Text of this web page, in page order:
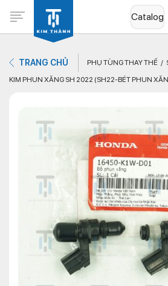
Catalog
Không có sản phẩm nào
TRANG CHỦ PHỤ TÙNG THAY THẾ
KIM PHUN XĂNG SH 2022 (SH22-BÉT PHUN